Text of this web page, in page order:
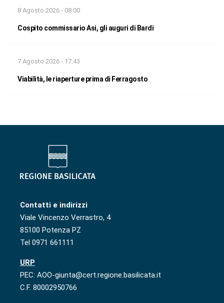
8 Agosto 2026 - 08:00
Cospito commissario Asi, gli auguri di Bardi
7 Agosto 2026 - 17:43
Viabilità, le riaperture prima di Ferragosto
Contatti e indirizzi
Viale Vincenzo Verrastro, 4
85100 Potenza PZ
Tel 0971 661111
URP
PEC: AOO-giunta@cert.regione.basilicata.it
C.F. 80002950766